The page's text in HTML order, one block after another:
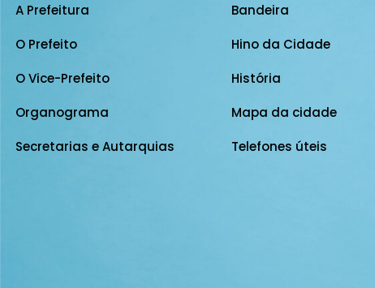
A Prefeitura
O Prefeito
O Vice-Prefeito
Organograma
Secretarias e Autarquias
Bandeira
Hino da Cidade
História
Mapa da cidade
Telefones úteis